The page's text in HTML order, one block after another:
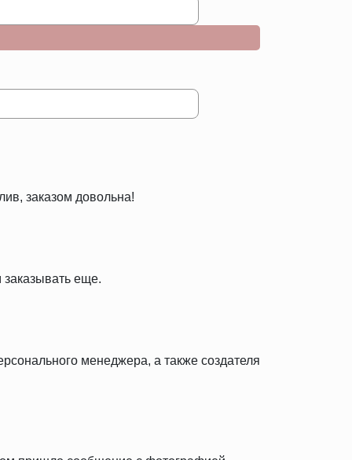
заказом довольна!
еще.
менеджера, а также создателя